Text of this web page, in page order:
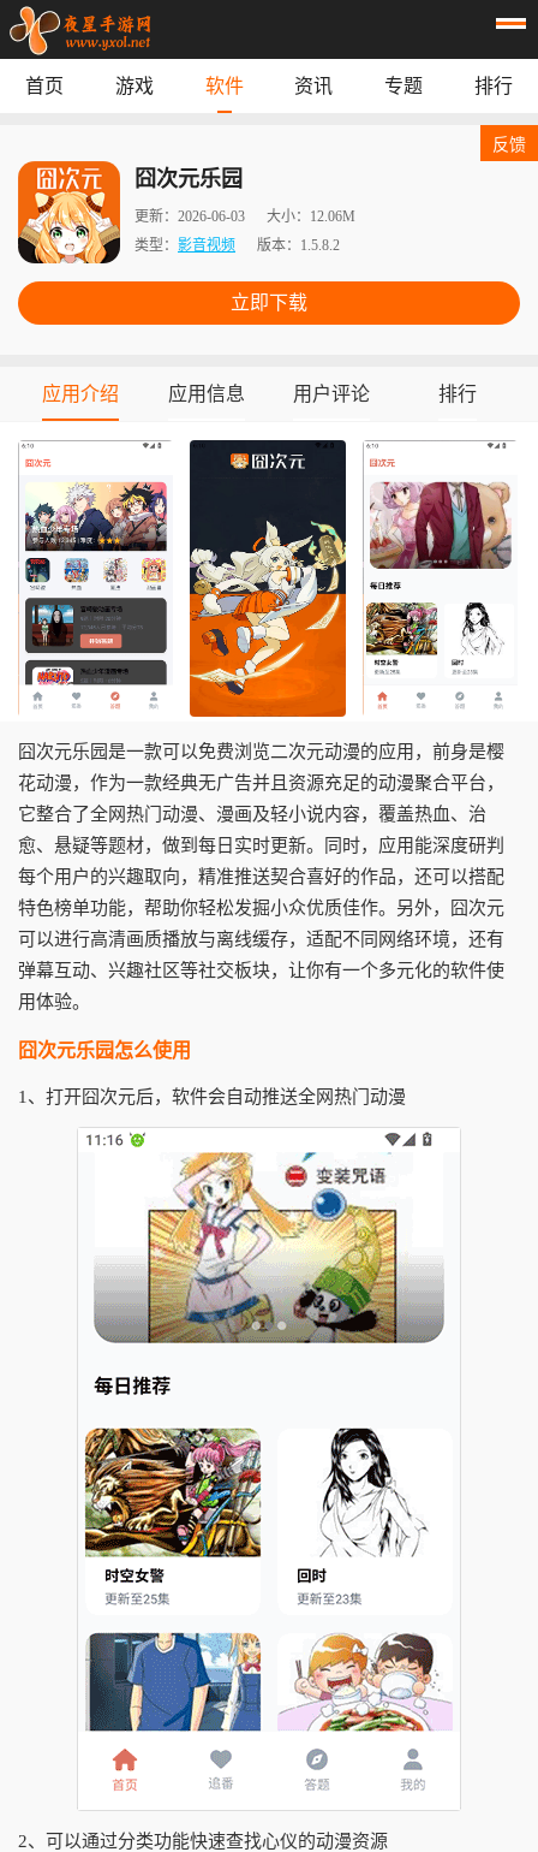
专题 榜单
首页 游戏 软件 资讯 专题 排行
囧次元乐园
更新： 2026-06-03 大小： 12.06M
类型： 影音视频 版本： 1.5.8.2
立即下载
反馈
应用介绍 应用信息 用户评论 排行
囧次元乐园是一款可以免费浏览二次元动漫的应用，前身是樱
花动漫，作为一款经典无广告并且资源充足的动漫聚合平台，
它整合了全网热门动漫、漫画及轻小说内容，覆盖热血、治
愈、悬疑等题材，做到每日实时更新。同时，应用能深度研判
每个用户的兴趣取向，精准推送契合喜好的作品，还可以搭配
特色榜单功能，帮助你轻松发掘小众优质佳作。另外，囧次元
可以进行高清画质播放与离线缓存，适配不同网络环境，还有
弹幕互动、兴趣社区等社交板块，让你有一个多元化的软件使
用体验。
囧次元乐园怎么使用
1、打开囧次元后，软件会自动推送全网热门动漫
2、可以通过分类功能快速查找心仪的动漫资源